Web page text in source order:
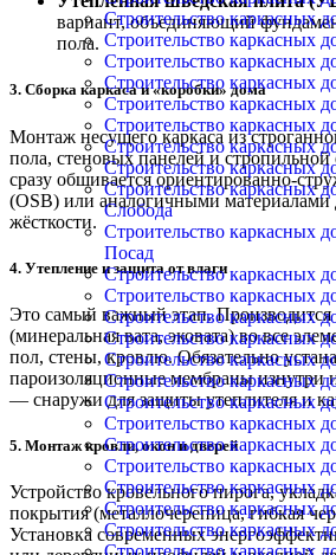
Строительство каркасных
Строительство каркасных
Строительство каркасных
Строительство каркасных
Строительство каркасных
Строительство каркасных
Строительство каркасных
Строительство каркасных
Строительство каркасных
Слобода
Строительство каркасных
Посад
Строительство каркасных
Строительство каркасных
Строительство каркасных
Строительство каркасных
Строительство каркасных
Строительство каркасных
Строительство каркасных
Строительство каркасных
Строительство каркасных
Строительство каркасных
Строительство каркасных
Строительство каркасных
Строительство каркасных
Строительство каркасных
вариант, объединяющий
пола.
3. Сборка каркаса и «коробки» дома
Монтаж несущего каркаса из
пола, стеновых панелей и
сразу обшивается ориентированно-
(OSB) или аналогичными материалами
жёсткости.
4. Утепление и защита от влаги
Это самый важный этап. Производится
(минеральная вата, эковата) во все
пол, стены, кровлю. Обязательно
пароизоляционные мембраны изнутри
— снаружи для защиты утеплителя и
5. Монтаж кровли, окон и дверей
Устройство кровельного пирога,
покрытия (металлочерепица, гибкая
Установка современных